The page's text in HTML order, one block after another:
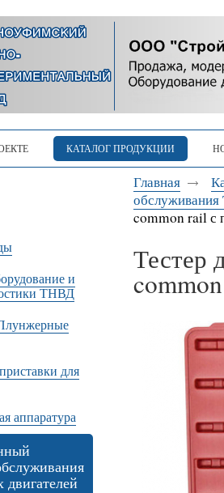
КАТАЛОГ ПРОДУКЦИИ
и
ТНВД
для
аппаратура
Главная
common rail с
Тестер